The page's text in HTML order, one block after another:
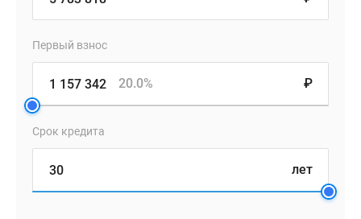
Первый взнос
₽
20.0%
Срок кредита
лет